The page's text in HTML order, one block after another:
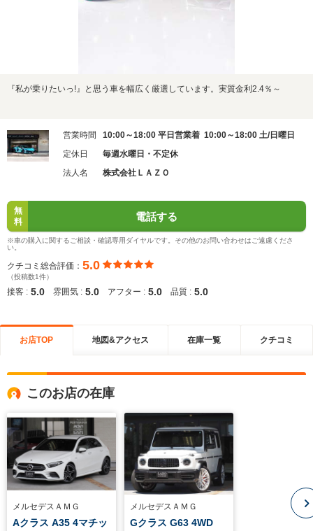
『私が乗りたいっ!』と思う車を幅広く厳選しています。実質金利2.4％～
営業時間
10:00～18:00 平日営業着 10:00～18:00 土/日曜日
定休日
毎週水曜日・不定休
法人名
株式会社ＬＡＺＯ
無
料
電話する
※車の購入に関するご相談・確認専用ダイヤルです。その他のお問い合わせはご遠慮くださ
い。
クチコミ総合評価： 5.0
（投稿数1件）
接客 : 5.0 雰囲気 : 5.0 アフター : 5.0 品質 : 5.0
お店TOP 地図&アクセス 在庫一覧 クチコミ
このお店の在庫
メルセデスＡＭＧ
Aクラス A35 4マチッ
メルセデスＡＭＧ
Gクラス G63 4WD